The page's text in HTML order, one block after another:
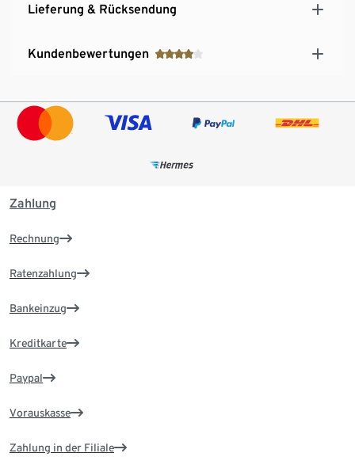
Lieferung & Rücksendung
Kundenbewertungen
Zahlung
Rechnung
Ratenzahlung
Bankeinzug
Kreditkarte
Paypal
Vorauskasse
Zahlung in der Filiale